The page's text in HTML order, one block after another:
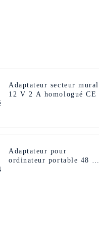
Adaptateur secteur mural
12 V 2 A homologué CE
Adaptateur pour
ordinateur portable 48 W